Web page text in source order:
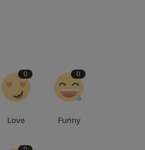
0
Love
0
Funny